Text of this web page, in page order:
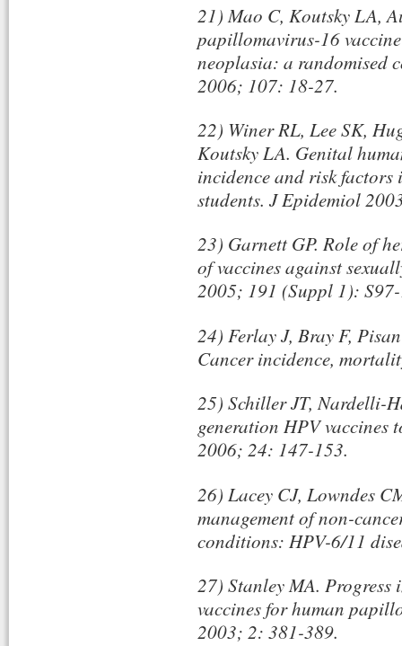
21) Mao C, Koutsky LA,
papillomavirus-16
neoplasia: a randomised
2006; 107: 18-27.
22) Winer RL, Lee SK,
Koutsky LA. Genital
incidence and risk
students. J Epidemiol
23) Garnett GP. Role of
of vaccines against
2005; 191 (Suppl 1):
24) Ferlay J, Bray F,
Cancer incidence,
25) Schiller JT, Nardelli-
generation HPV vaccines
2006; 24: 147-153.
26) Lacey CJ, Lowndes
management of non-
conditions: HPV-6/11
27) Stanley MA.
vaccines for human
2003; 2: 381-389.